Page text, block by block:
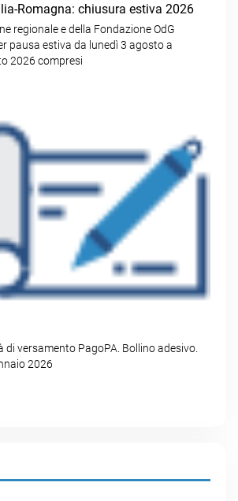
Romagna: chiusura estiva 2026
regionale e della Fondazione OdG
pausa estiva da lunedì 3 agosto a
2026 compresi
di versamento PagoPA. Bollino adesivo.
2026